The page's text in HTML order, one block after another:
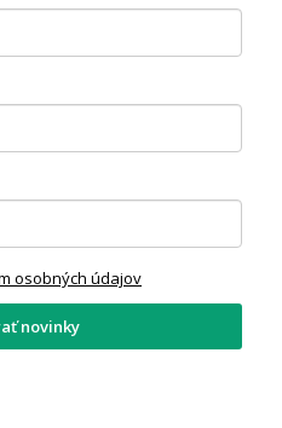
osobných údajov
novinky